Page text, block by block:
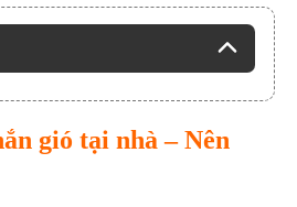
gió tại nhà – Nên